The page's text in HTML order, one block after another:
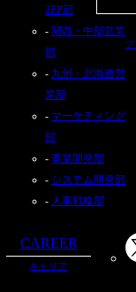
2EP部
関西・中部営業
部
九州・北海道営
業部
マーケティング
部
事業開発部
システム開発部
人事戦略部
CAREER
キャリア